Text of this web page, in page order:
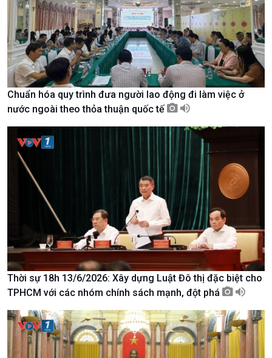
Nam
Tin Đời sống & Xã hội
360 độ Sức khỏe
Chuyển đổi Xanh
Tài nguyên và Môi trường
Chuyên gia của bạn
Xã hội chuyển động
Bước chân đến trường
Khoa học & Công nghệ
Tin Khoa học & Công nghệ
Kết nối công nghệ
Sống chung với biến đổi
khí hậu
Chuẩn hóa quy trình đưa người lao động đi làm việc ở
nước ngoài theo thỏa thuận quốc tế
Thời sự 18h 13/6/2026: Xây dựng Luật Đô thị đặc biệt cho
TPHCM với các nhóm chính sách mạnh, đột phá